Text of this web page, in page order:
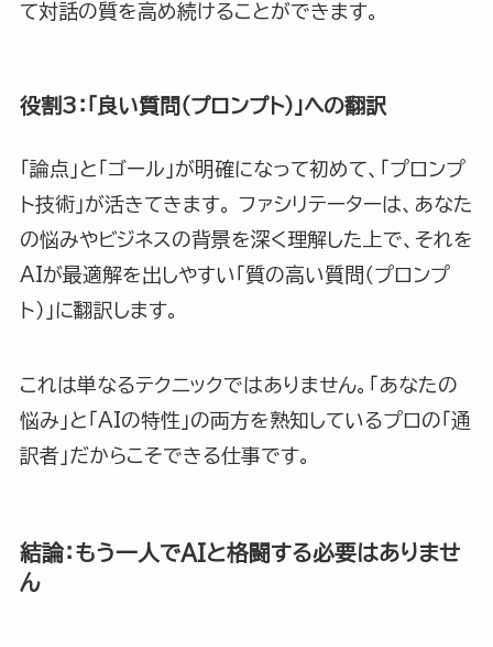
て対話の質を高め続けることができます。
役割3：「良い質問（プロンプト）」への翻訳
「論点」と「ゴール」が明確になって初めて、「プロンプ
ト技術」が活きてきます。 ファシリテーターは、あなた
の悩みやビジネスの背景を深く理解した上で、それを
AIが最適解を出しやすい「質の高い質問（プロンプ
ト）」に翻訳します。
これは単なるテクニックではありません。「あなたの
悩み」と「AIの特性」の両方を熟知しているプロの「通
訳者」だからこそできる仕事です。
結論：もう一人でAIと格闘する必要はありませ
ん